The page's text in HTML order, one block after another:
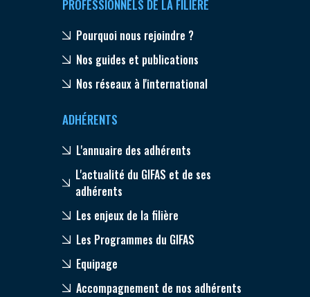
PROFESSIONNELS DE LA FILIÈRE
Pourquoi nous rejoindre ?
Nos guides et publications
Nos réseaux à l'international
ADHÉRENTS
L'annuaire des adhérents
L'actualité du GIFAS et de ses
adhérents
Les enjeux de la filière
Les Programmes du GIFAS
Equipage
Accompagnement de nos adhérents